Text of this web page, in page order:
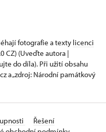
fotografie a texty licenci
CZ) (Uveďte autora |
do díla). Při užití obsahu
a „zdroj: Národní památkový
Řešení